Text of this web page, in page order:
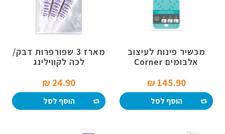
מכשיר פינות לעיצוב
אלבומים Corner
145.90 ₪‎
הוסף לסל
מארז 3 שפורפרות דבק/
לכה לקווילינג
24.90 ₪‎
הוסף לסל